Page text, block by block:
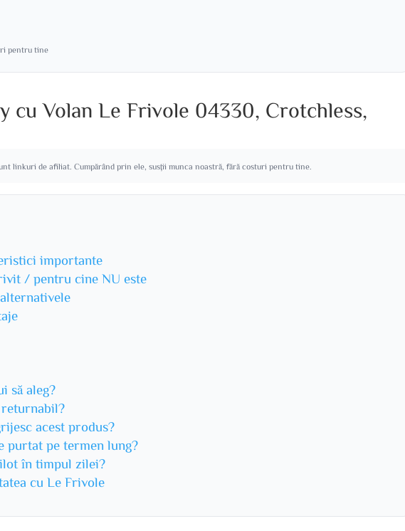
pentru tine
cu Volan Le Frivole 04330, Crotchless,
linkuri de afiliat. Cumpărând prin ele, susții munca noastră, fără costuri pentru tine.
importante
/ pentru cine NU este
să aleg?
returnabil?
acest produs?
purtat pe termen lung?
în timpul zilei?
cu Le Frivole